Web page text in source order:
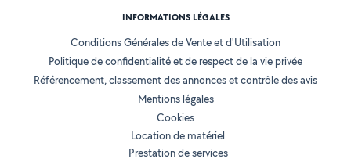
INFORMATIONS LÉGALES
Conditions Générales de Vente et d'Utilisation
Politique de confidentialité et de respect de la vie privée
Référencement, classement des annonces et contrôle des avis
Mentions légales
Cookies
Location de matériel
Prestation de services